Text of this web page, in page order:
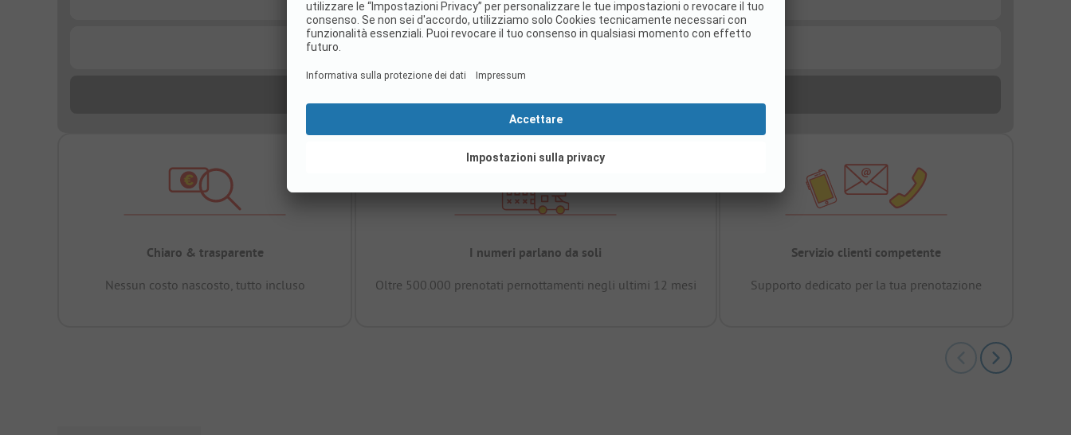
Chiaro & trasparente
Nessun costo nascosto, tutto incluso
I numeri parlano da soli
Oltre 500.000 prenotati pernottamenti negli ultimi 12 mesi
Servizio clienti competente
Supporto dedicato per la tua prenotazione